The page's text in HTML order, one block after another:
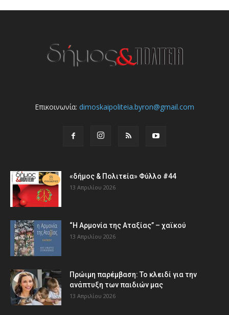
Επικοινωνία: dimoskaipoliteia.byron@gmail.com
«δήμος & Πολιτεία» Φύλλο #44
13 Απριλίου 2026
“Η Αρμονία της Αταξίας” – χαϊκού
13 Απριλίου 2026
Πρώιμη παρέμβαση: Το κλειδί για την
ανάπτυξη των παιδιών µας
13 Απριλίου 2026